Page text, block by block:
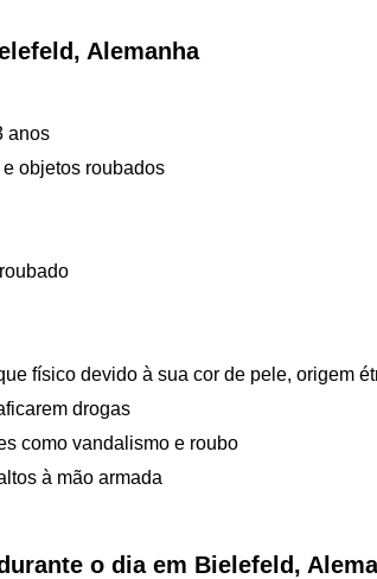
Alemanha
anos
objetos roubados
físico devido à sua cor de pele, origem
drogas
como vandalismo e roubo
à mão armada
o dia em Bielefeld,